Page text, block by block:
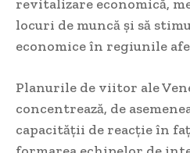
revitalizare economică,
locuri de muncă și să
economice în regiunile
Planurile de viitor ale
concentrează, de
capacității de reacție în